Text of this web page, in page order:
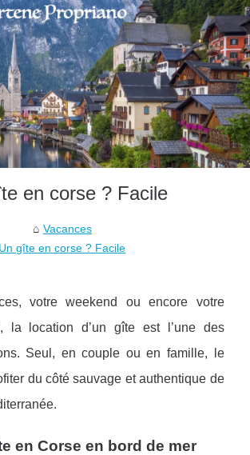
en corse ? Facile
Vacances
Un gîte en corse ? Facile
votre weekend ou encore votre
la location d’un gîte est l’une des
Seul, en couple ou en famille, le
du côté sauvage et authentique de
en Corse en bord de mer